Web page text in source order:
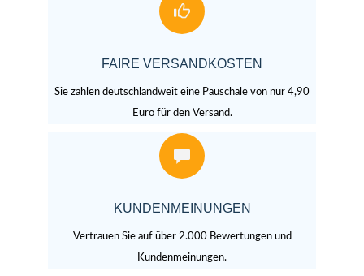
FAIRE VERSANDKOSTEN
Sie zahlen deutschlandweit eine Pauschale von nur 4,90
Euro für den Versand.
KUNDENMEINUNGEN
Vertrauen Sie auf über 2.000 Bewertungen und
Kundenmeinungen.